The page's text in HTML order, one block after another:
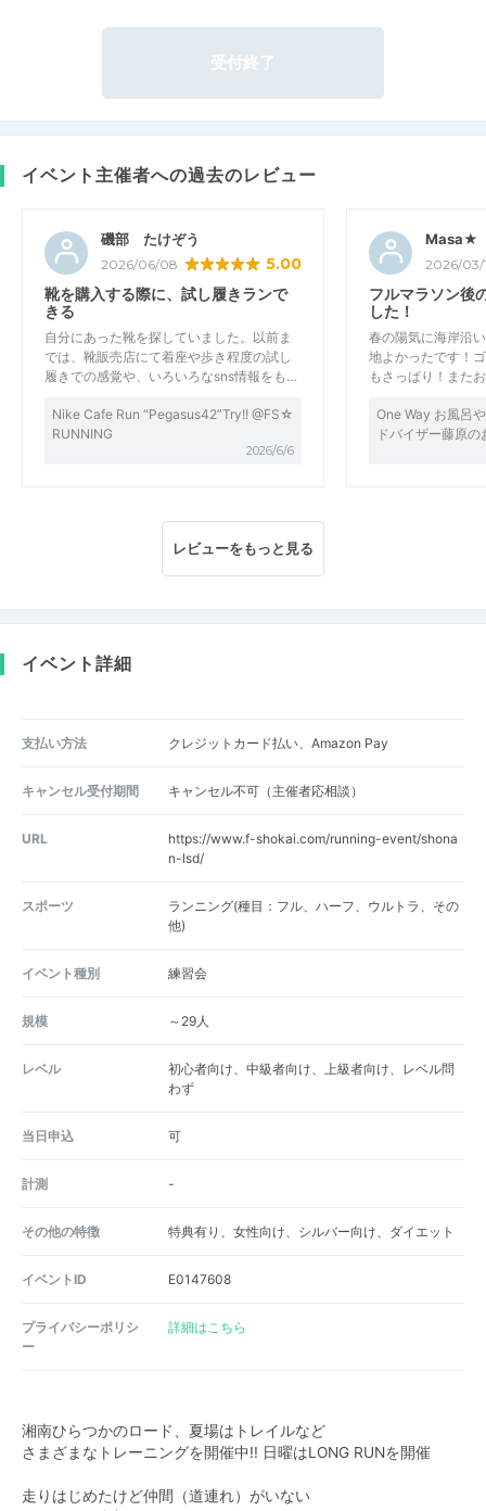
受付終了
イベント主催者への過去のレビュー
磯部 たけぞう
2026/06/08 5.00
靴を購入する際に、試し履きランで
きる
自分にあった靴を探していました。以前ま
では、靴販売店にて着座や歩き程度の試し
履きでの感覚や、いろいろなsns情報をも…
Nike Cafe Run “Pegasus42”Try!! @FS☆
RUNNING
2026/6/6
Masa★
2026/03/
フルマラソン後
した！
春の陽気に海岸沿
地よかったです！
もさっぱり！また
One Way お風呂
ドバイザー藤原
レビューをもっと見る
イベント詳細
支払い方法 クレジットカード払い、Amazon Pay
キャンセル受付期間 キャンセル不可（主催者応相談）
URL
https://www.f-shokai.com/running-event/shona
n-lsd/
スポーツ
ランニング(種目：フル、ハーフ、ウルトラ、その
他)
イベント種別 練習会
規模 ～29人
レベル
初心者向け、中級者向け、上級者向け、レベル問
わず
当日申込 可
計測 -
その他の特徴 特典有り、女性向け、シルバー向け、ダイエット
イベントID E0147608
プライバシーポリシ
ー
詳細はこちら
湘南ひらつかのロード、夏場はトレイルなど
さまざまなトレーニングを開催中!! 日曜はLONG RUNを開催
走りはじめたけど仲間（道連れ）がいない